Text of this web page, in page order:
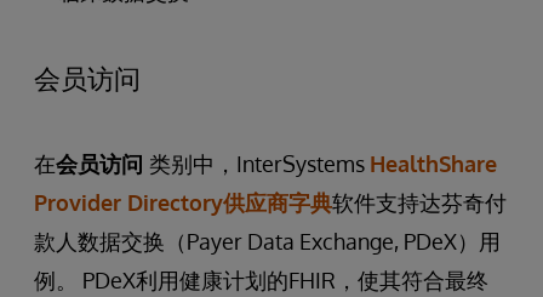
会员访问
在会员访问 类别中，InterSystems HealthShare
Provider Directory供应商字典软件支持达芬奇付
款人数据交换（Payer Data Exchange, PDeX）用
例。 PDeX利用健康计划的FHIR，使其符合最终